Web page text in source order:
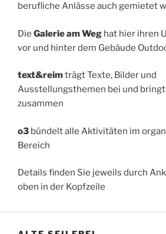
berufliche Anlässe auch gemietet
Die Galerie am Weg hat hier ihren
vor und hinter dem Gebäude
text&reimträgt Texte, Bilder und
Ausstellungsthemen bei und
zusammen
o3 bündelt alle Aktivitäten im
Bereich
Details finden Sie jeweils durch
oben in der Kopfzeile